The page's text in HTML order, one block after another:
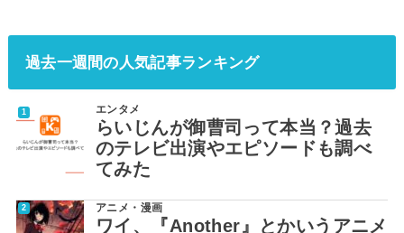
過去一週間の人気記事ランキング
エンタメ
らいじんが御曹司って本当？過去
のテレビ出演やエピソードも調べ
てみた
アニメ・漫画
ワイ、『Another』とかいうアニメ